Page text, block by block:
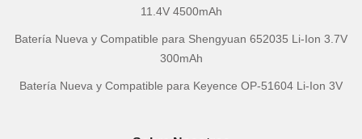
11.4V 4500mAh
Batería Nueva y Compatible para Shengyuan 652035 Li-Ion 3.7V
300mAh
Batería Nueva y Compatible para Keyence OP-51604 Li-Ion 3V